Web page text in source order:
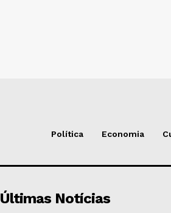
Política Economia
Últimas Notícias